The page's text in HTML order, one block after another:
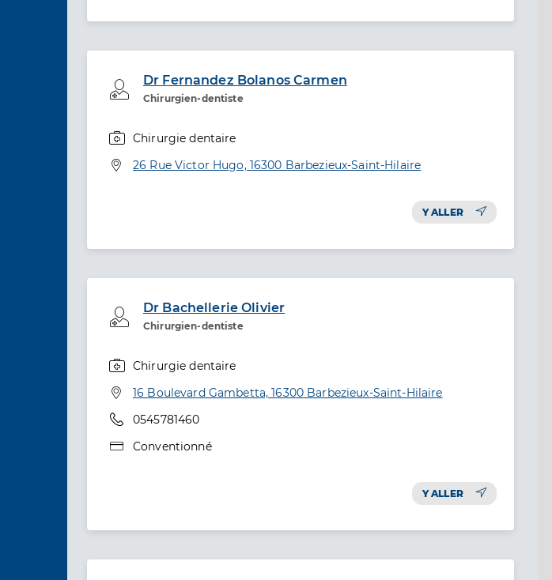
Dr Fernandez Bolanos Carmen
Chirurgien-dentiste
Professionel de santé
Chirurgie dentaire
Adresse
26 Rue Victor Hugo, 16300 Barbezieux-Saint-Hilaire
Y ALLER
Dr Bachellerie Olivier
Chirurgien-dentiste
Professionel de santé
Chirurgie dentaire
Adresse
16 Boulevard Gambetta, 16300 Barbezieux-Saint-Hilaire
Téléphone
0545781460
Type de convention
Conventionné
Y ALLER